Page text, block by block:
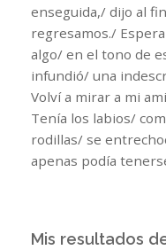
enseguida,/ dijo al
regresamos./
algo/ en el tono de
infundió/ una
Volví a mirar a mi
Tenía los labios/
rodillas/ se
apenas podía
Mis resultados